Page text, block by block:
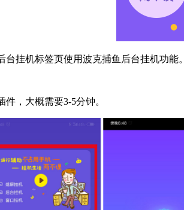
挂机标签页使用波克捕鱼后台挂机功能。
，大概需要3-5分钟。